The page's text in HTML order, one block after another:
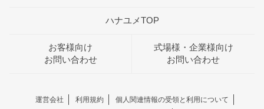
ハナユメTOP
お客様向け
お問い合わせ
式場様・企業様向け
お問い合わせ
運営会社 利用規約 個人関連情報の受領と利用について